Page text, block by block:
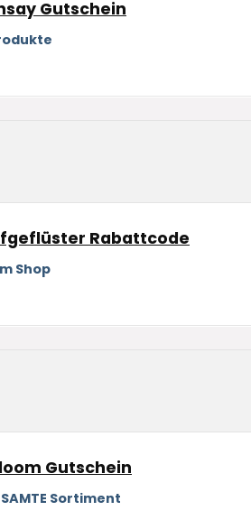
Gutschein
Rabattcode
Shop
Gutschein
Sortiment